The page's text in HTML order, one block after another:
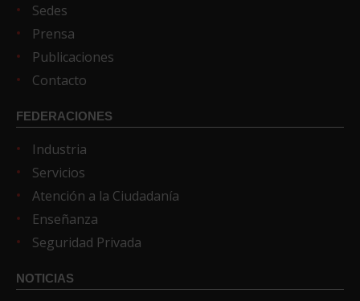
Sedes
Prensa
Publicaciones
Contacto
FEDERACIONES
Industria
Servicios
Atención a la Ciudadanía
Enseñanza
Seguridad Privada
NOTICIAS